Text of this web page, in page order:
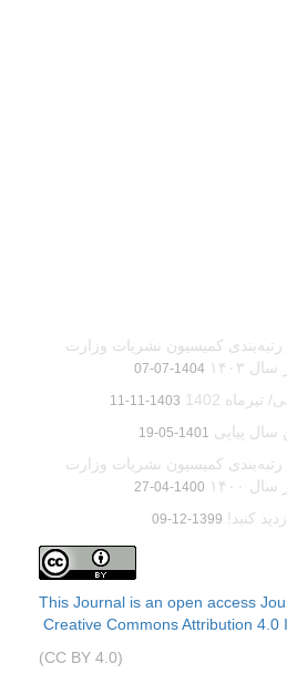
کمیسیون نشریات وزارت
۱۴۰۳
1404-07-07
1402
1403-11-11
پیاپی 1401-05-19
کمیسیون نشریات وزارت
۱۴۰۰
1400-04-27
کنید! 1399-12-09
This Journal is an open access
Creative Commons Attribution 4.0
(CC BY 4.0)